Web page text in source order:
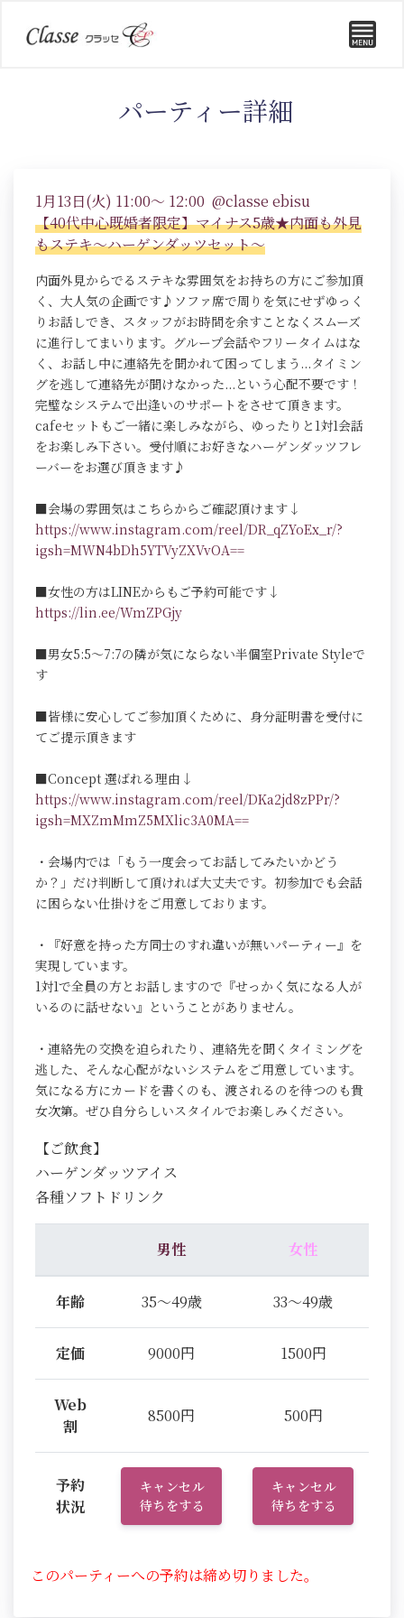
パーティー詳細
1月13日(火) 11:00～ 12:00 @classe ebisu
【40代中心既婚者限定】マイナス5歳★内面も外見
もステキ～ハーゲンダッツセット～
内面外見からでるステキな雰囲気をお持ちの方にご参加頂
く、大人気の企画です♪ソファ席で周りを気にせずゆっく
りお話しでき、スタッフがお時間を余すことなくスムーズ
に進行してまいります。グループ会話やフリータイムはな
く、お話し中に連絡先を聞かれて困ってしまう...タイミン
グを逃して連絡先が聞けなかった...という心配不要です！
完璧なシステムで出逢いのサポートをさせて頂きます。
cafeセットもご一緒に楽しみながら、ゆったりと1対1会話
をお楽しみ下さい。受付順にお好きなハーゲンダッツフレ
ーバーをお選び頂きます♪
■会場の雰囲気はこちらからご確認頂けます↓
https://www.instagram.com/reel/DR_qZYoEx_r/?
igsh=MWN4bDh5YTVyZXVvOA==
■女性の方はLINEからもご予約可能です↓
https://lin.ee/WmZPGjy
■男女5:5～7:7の隣が気にならない半個室Private Styleで
す
■皆様に安心してご参加頂くために、身分証明書を受付に
てご提示頂きます
■Concept 選ばれる理由↓
https://www.instagram.com/reel/DKa2jd8zPPr/?
igsh=MXZmMmZ5MXlic3A0MA==
・会場内では「もう一度会ってお話してみたいかどう
か？」だけ判断して頂ければ大丈夫です。初参加でも会話
に困らない仕掛けをご用意しております。
・『好意を持った方同士のすれ違いが無いパーティー』を
実現しています。
1対1で全員の方とお話しますので『せっかく気になる人が
いるのに話せない』ということがありません。
・連絡先の交換を迫られたり、連絡先を聞くタイミングを
逃した、そんな心配がないシステムをご用意しています。
気になる方にカードを書くのも、渡されるのを待つのも貴
女次第。ぜひ自分らしいスタイルでお楽しみください。
【ご飲食】
ハーゲンダッツアイス
各種ソフトドリンク
男性 女性
年齢 35～49歳 33～49歳
定価 9000円 1500円
Web
割
8500円 500円
予約
状況
キャンセル
待ちをする
キャンセル
待ちをする
このパーティーへの予約は締め切りました。